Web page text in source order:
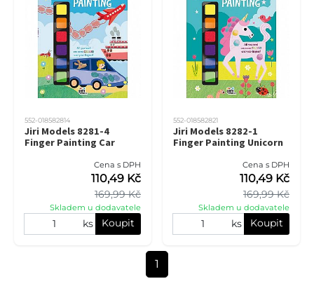
552-018582814
Jiri Models 8281-4
Finger Painting Car
Cena s DPH
169,99 Kč
110,49 Kč
Skladem u dodavatele
ks Koupit
552-018582821
Jiri Models 8282-1
Finger Painting Unicorn
Cena s DPH
169,99 Kč
110,49 Kč
Skladem u dodavatele
ks Koupit
1